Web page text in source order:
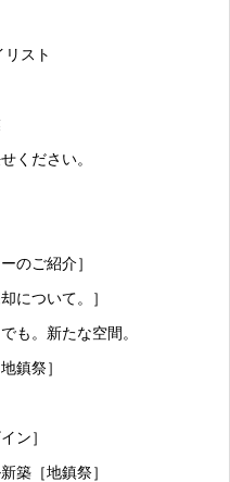
スト
ください。
のご紹介］
について。］
も。新たな空間。
鎮祭］
ン］
築［地鎮祭］